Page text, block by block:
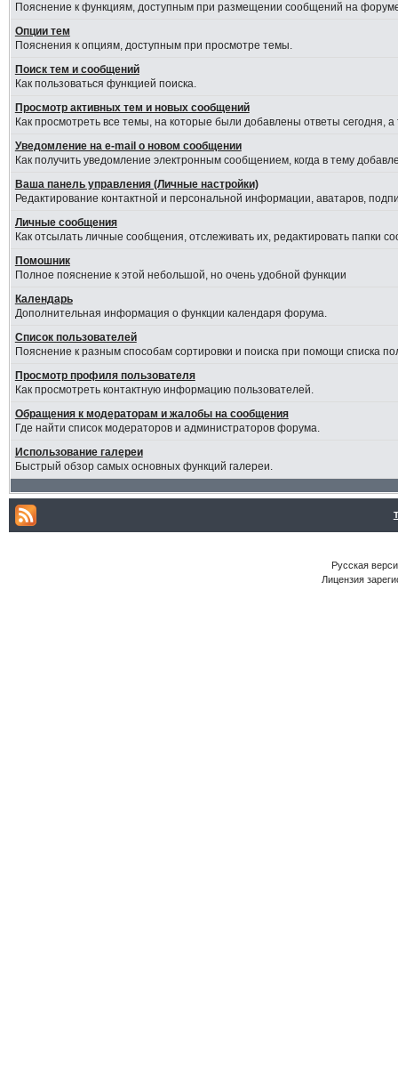
Пояснение к функциям, доступным при размещении сообщений на
Опции тем
Пояснения к опциям, доступным при просмотре темы.
Поиск тем и сообщений
Как пользоваться функцией поиска.
Просмотр активных тем и новых сообщений
Как просмотреть все темы, на которые были добавлены ответы сегодня,
Уведомление на е-mail о новом сообщении
Как получить уведомление электронным сообщением, когда в тему
Ваша панель управления (Личные настройки)
Редактирование контактной и персональной информации, аватаров,
Личные сообщения
Как отсылать личные сообщения, отслеживать их, редактировать папки
Помошник
Полное пояснение к этой небольшой, но очень удобной функции
Календарь
Дополнительная информация о функции календаря форума.
Список пользователей
Пояснение к разным способам сортировки и поиска при помощи списка
Просмотр профиля пользователя
Как просмотреть контактную информацию пользователей.
Обращения к модераторам и жалобы на сообщения
Где найти список модераторов и администраторов форума.
Использование галереи
Быстрый обзор самых основных функций галереи.
Русская
Лицензия